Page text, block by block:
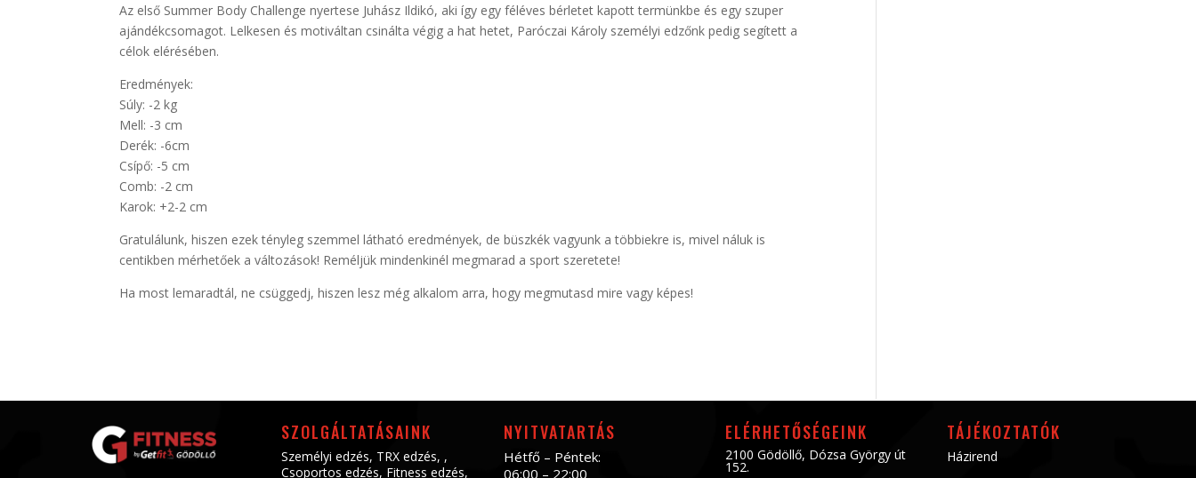
Az első Summer Body Challenge nyertese Juhász Ildikó, aki így egy féléves bérletet kapott termünkbe és egy szuper
ajándékcsomagot. Lelkesen és motiváltan csinálta végig a hat hetet, Paróczai Károly személyi edzőnk pedig segített a
célok elérésében.
Eredmények:
Súly: -2 kg
Mell: -3 cm
Derék: -6cm
Csípő: -5 cm
Comb: -2 cm
Karok: +2-2 cm
Gratulálunk, hiszen ezek tényleg szemmel látható eredmények, de büszkék vagyunk a többiekre is, mivel náluk is
centikben mérhetőek a változások! Reméljük mindenkinél megmarad a sport szeretete!
Ha most lemaradtál, ne csüggedj, hiszen lesz még alkalom arra, hogy megmutasd mire vagy képes!
SZOLGÁLTATÁSAINK
Személyi edzés, TRX edzés, ,
Csoportos edzés, Fitness edzés,
NYITVATARTÁS
Hétfő – Péntek:
06:00 – 22:00
ELÉRHETŐSÉGEINK
2100 Gödöllő, Dózsa György út
152.
TÁJÉKOZTATÓK
Házirend